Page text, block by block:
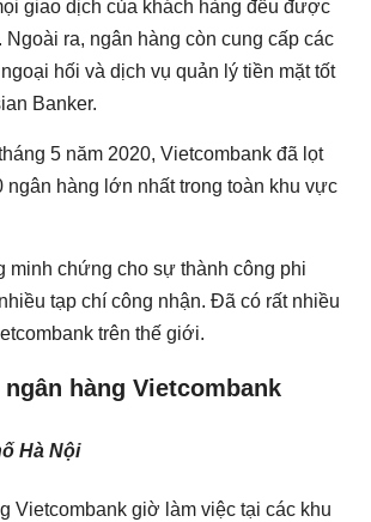
giao dịch của khách hàng đều được
Ngoài ra, ngân hàng còn cung cấp các
hối và dịch vụ quản lý tiền mặt tốt
Banker.
5 năm 2020, Vietcombank đã lọt
ngân hàng lớn nhất trong toàn khu vực
minh chứng cho sự thành công phi
tạp chí công nhận. Đã có rất nhiều
trên thế giới.
hàng Vietcombank
Hà Nội
Vietcombank giờ làm việc tại các khu